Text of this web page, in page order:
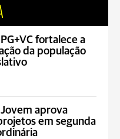
fortalece a
da população
aprova
em segunda